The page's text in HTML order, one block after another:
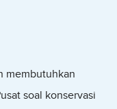
membutuhkan
soal konservasi